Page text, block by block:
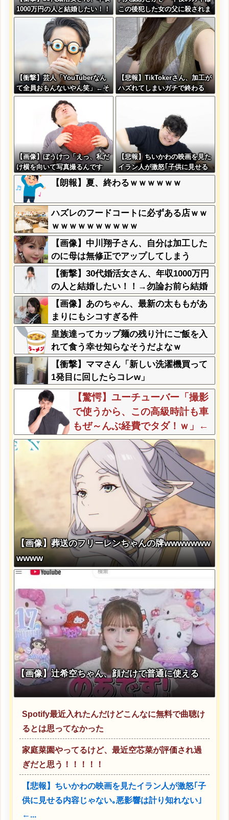
1000万円の人と結婚したい！！
→勿論お前ら結婚してあげるよ
な？？？？？？？
この後犯した女の父に殺されま
す」
【衝撃】芸人「YouTuberなん
て全員おもんないやん笑」←そ
もそもこれが始まりなんだと思
うんだがどう思う？？？？？
【悲報】TikTokerさん、加工が
ハズれてしまいガチで終わる
【画像】ぼうけつ「えっ、私だ
け横を向いて写真撮るんです
か？！」→結果w w w w w w
w w
【悲報】ちいかわの映画を見た
イラン人が激怒｢子供に見せる
内容じゃない｡悪影響は計り知
れない｣←これw w w w w w w
【朗報】夏、終わるｗｗｗｗｗｗ
ハズレのフードコートに必ずある店ｗｗ
ｗｗｗｗｗｗｗｗｗｗ
【画像】中川翔子さん、自分は加工した
のに母は無修正でアップしてしまう
【衝撃】30代婚活女さん、年収1000万円
の人と結婚したい！！→勿論お前ら結婚
してあげるよな？？？？？？？
【画像】あのちゃん、最新の太ももがあ
まりにもシコすぎる件
皇族達ってカップ麺の残り汁にご飯を入
れて食う幸せ知らなそうだよなｗ
【衝撃】ママさん「新しい洗濯機買って
1発目に回したらコレw」
【驚愕】ユーチューバー「撮影
で使うから、この高級時計も車
もぜ～んぶ経費でタダ！ｗ」←
まさかコレ本気にしてる奴なん
ておらんよな？よな？w w w w
w w w w w w w
【画像】葬送のフリーレンちゃんの牌wwwwwww
wwww
【画像】辻希空ちゃん、顔だけで普通に使える
Spotify最近入れたんだけどこんなに無料で曲聴け
るとは思ってなかった
家庭菜園やってるけど、最近空芯菜が評価され過
ぎだと思う！！！！！
【悲報】ちいかわの映画を見たイラン人が激怒｢子
供に見せる内容じゃない｡悪影響は計り知れない｣
←...